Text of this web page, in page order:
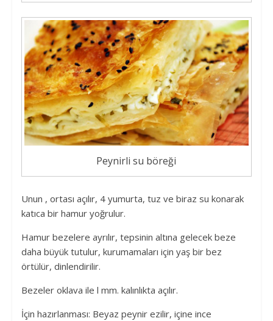
Peynirli su böreği
Unun , ortası açılır, 4 yumurta, tuz ve biraz su konarak
katıca bir hamur yoğrulur.
Hamur bezelere ayrılır, tepsinin altına gelecek beze
daha büyük tutulur, kurumamaları için yaş bir bez
örtülür, dinlendirilir.
Bezeler oklava ile l mm. kalınlıkta açılır.
İçin hazırlanması: Beyaz peynir ezilir, içine ince